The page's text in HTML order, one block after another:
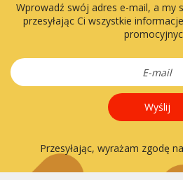
Wprowadź swój adres e-mail, a my
przesyłając Ci wszystkie
Wyślij
Przesyłając, wyrażam zgodę na